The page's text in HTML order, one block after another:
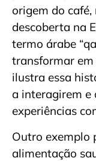
origem do
descoberta na
termo árabe
transformar
ilustra essa
a interagirem e
experiências
Outro exemplo
alimentação